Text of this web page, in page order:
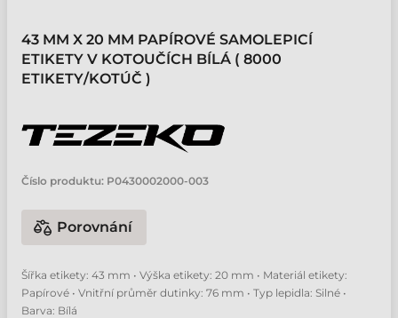
43 MM X 20 MM PAPÍROVÉ SAMOLEPICÍ
ETIKETY V KOTOUČÍCH BÍLÁ ( 8000
ETIKETY/KOTÚČ )
Číslo produktu: P0430002000-003
Porovnání
Šířka etikety: 43 mm • Výška etikety: 20 mm • Materiál etikety:
Papírové • Vnitřní průměr dutinky: 76 mm • Typ lepidla: Silné •
Barva: Bílá